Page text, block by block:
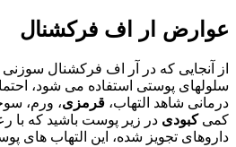
عوارض ار اف فرکشنال
از آنجایی که در آر اف فرکشنال
سلولهای پوستی استفاده می شود،
درمانی شاهد التهاب، قرمزی، ورم،
کمیکبودی در زیر پوست باشید که
داروهای تجویز شده، این التهاب های